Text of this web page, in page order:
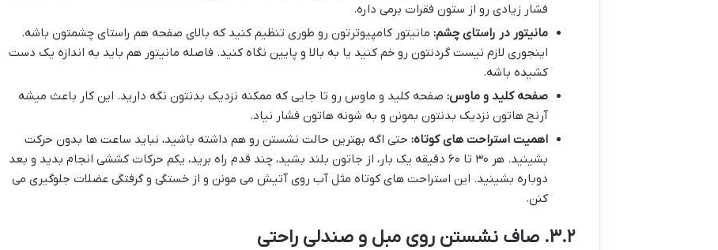
فشار زیادی رو از ستون فقرات برمی داره.
مانیتور در راستای چشم: مانیتور کامپیوترتون رو طوری تنظیم کنید که بالای صفحه هم راستای چشمتون باشه.
اینجوری لازم نیست گردنتون رو خم کنید یا به بالا و پایین نگاه کنید. فاصله مانیتور هم باید به اندازه یک دست
کشیده باشه.
صفحه کلید و ماوس: صفحه کلید و ماوس رو تا جایی که ممکنه نزدیک بدنتون نگه دارید. این کار باعث میشه
آرنج هاتون نزدیک بدنتون بمونن و به شونه هاتون فشار نیاد.
اهمیت استراحت های کوتاه: حتی اگه بهترین حالت نشستن رو هم داشته باشید، نباید ساعت ها بدون حرکت
بشینید. هر ۳۰ تا ۶۰ دقیقه یک بار، از جاتون بلند بشید، چند قدم راه برید، یکم حرکات کششی انجام بدید و بعد
دوباره بشینید. این استراحت های کوتاه مثل آب روی آتیش می مونن و از خستگی و گرفتگی عضلات جلوگیری می
کنن.
۳.۲. صاف نشستن روی مبل و صندلی راحتی